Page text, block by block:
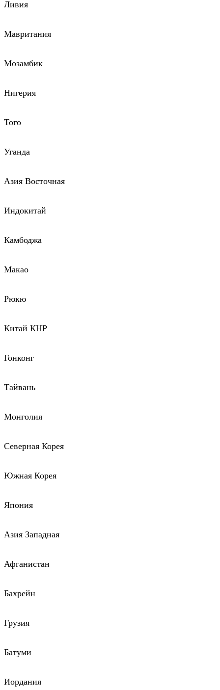
Ливия
Мавритания
Мозамбик
Нигерия
Того
Уганда
Азия Восточная
Индокитай
Камбоджа
Макао
Рюкю
Китай КНР
Гонконг
Тайвань
Монголия
Северная Корея
Южная Корея
Япония
Азия Западная
Афганистан
Бахрейн
Грузия
Батуми
Иордания